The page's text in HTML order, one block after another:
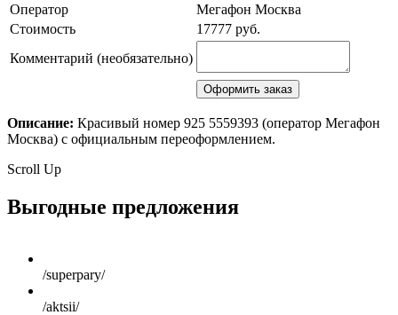
Оператор
Мегафон Москва
Стоимость
17777 руб.
Комментарий (необязательно)
Описание: Красивый номер 925 5559393 (оператор Мегафон
Москва) с официальным переоформлением.
Scroll Up
Выгодные предложения
/superpary/
/aktsii/